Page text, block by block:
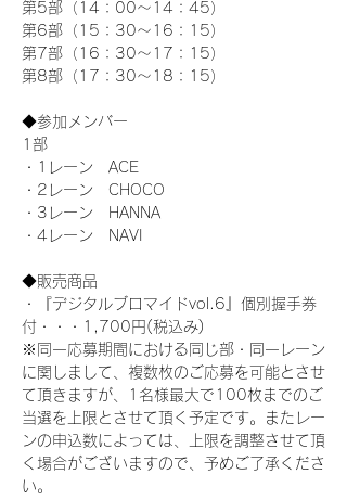
第5部（14：00～14：45）
第6部（15：30～16：15）
第7部（16：30～17：15）
第8部（17：30～18：15）
◆参加メンバー
1部
・1レーン　ACE
・2レーン　CHOCO
・3レーン　HANNA
・4レーン　NAVI
◆販売商品
・『デジタルブロマイドvol.6』個別握手券
付・・・1,700円(税込み)
※同一応募期間における同じ部・同一レーン
に関しまして、複数枚のご応募を可能とさせ
て頂きますが、1名様最大で100枚までのご
当選を上限とさせて頂く予定です。またレー
ンの申込数によっては、上限を調整させて頂
く場合がございますので、予めご了承くださ
い。